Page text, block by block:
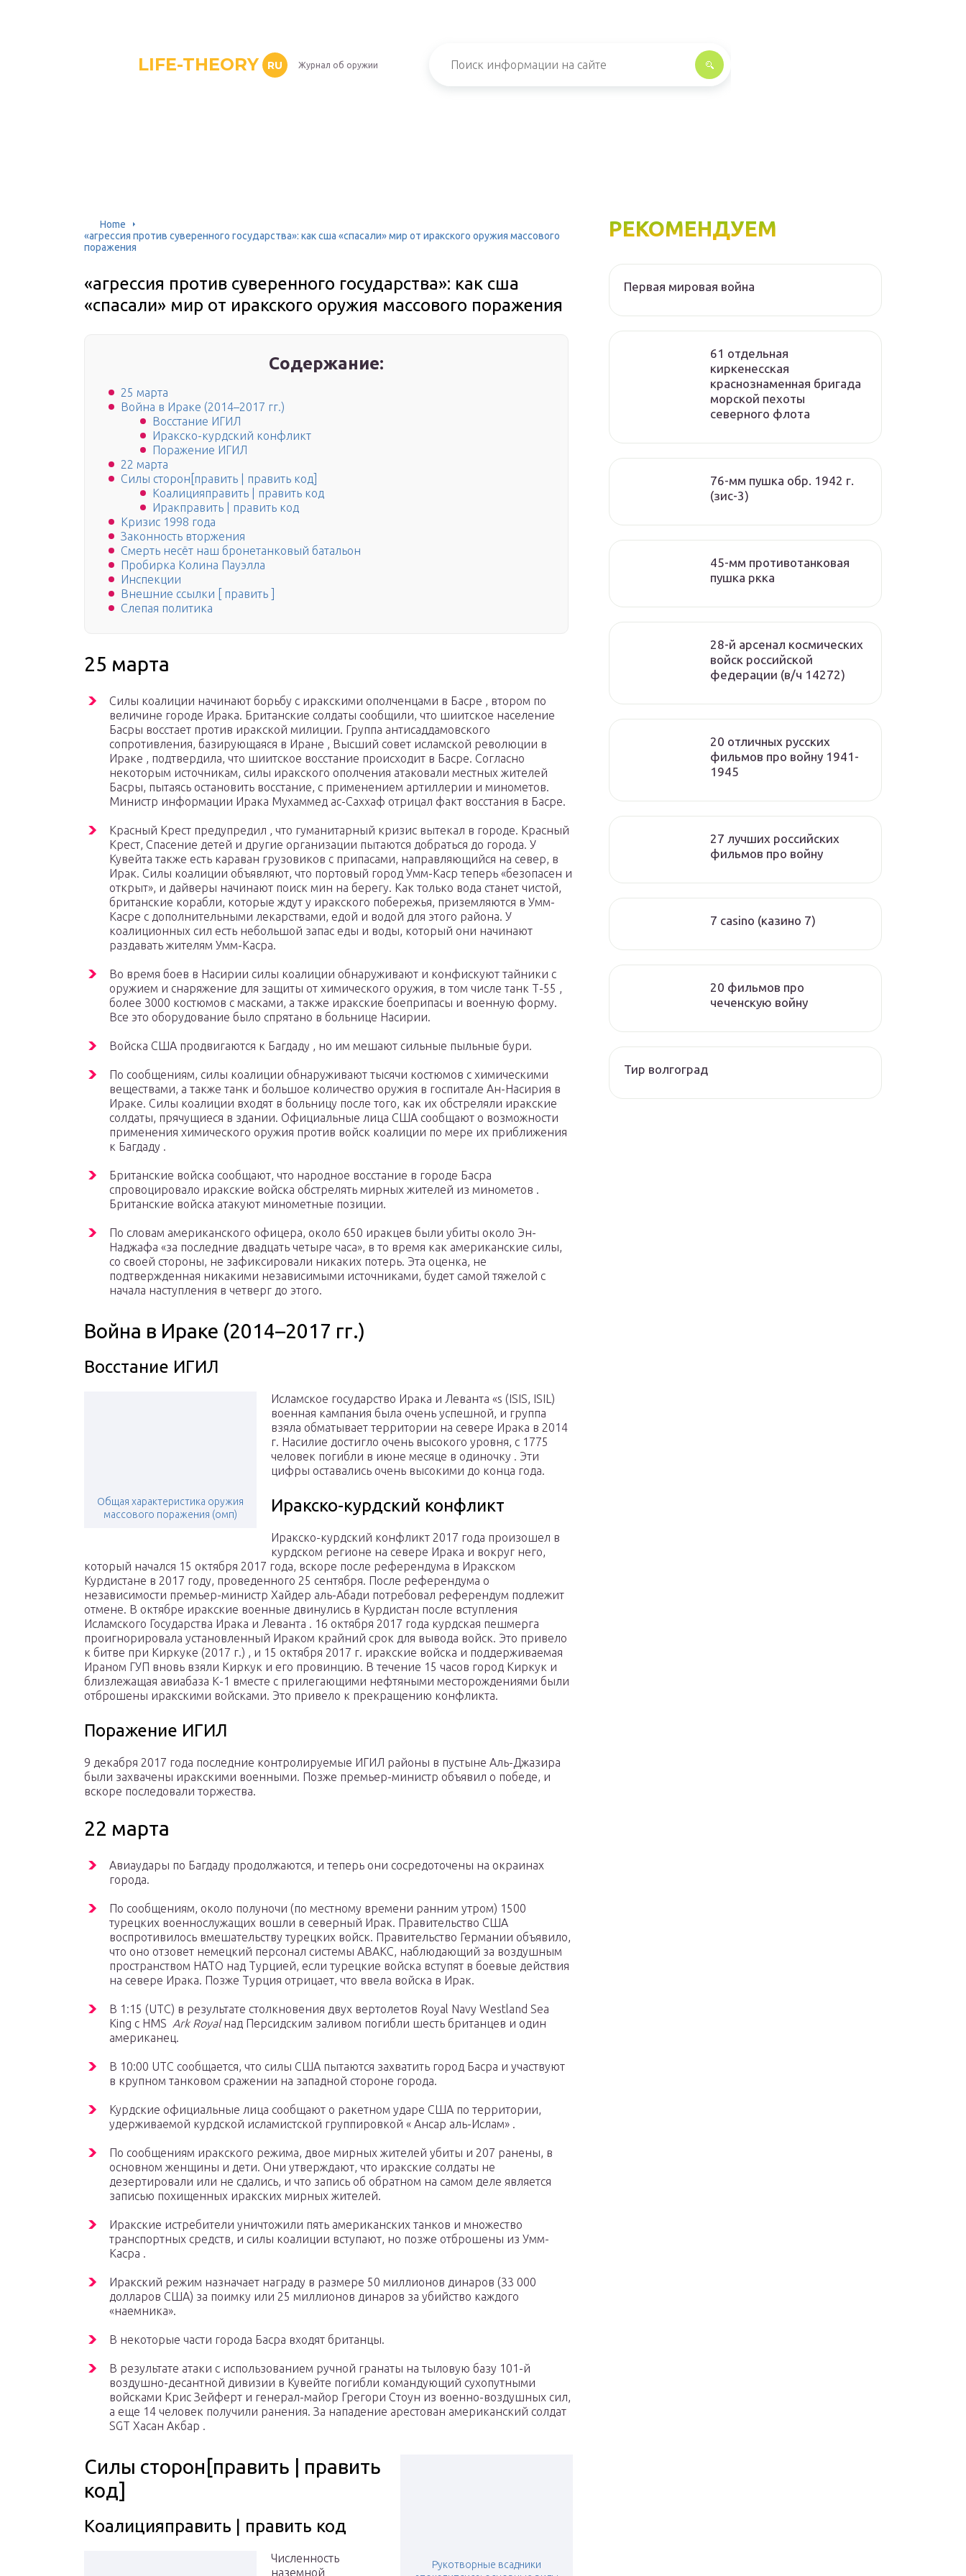
LIFE-THEORY RU Журнал об оружии
Home
«агрессия против суверенного государства»: как сша «спасали» мир от иракского оружия массового
поражения
«агрессия против суверенного государства»: как сша
«спасали» мир от иракского оружия массового поражения
Содержание:
25 марта
Война в Ираке (2014–2017 гг.)
Восстание ИГИЛ
Иракско-курдский конфликт
Поражение ИГИЛ
22 марта
Силы сторон[править | править код]
Коалицияправить | править код
Иракправить | править код
Кризис 1998 года
Законность вторжения
Смерть несёт наш бронетанковый батальон
Пробирка Колина Пауэлла
Инспекции
Внешние ссылки [ править ]
Слепая политика
25 марта
Силы коалиции начинают борьбу с иракскими ополченцами в Басре , втором по
величине городе Ирака. Британские солдаты сообщили, что шиитское население
Басры восстает против иракской милиции. Группа антисаддамовского
сопротивления, базирующаяся в Иране , Высший совет исламской революции в
Ираке , подтвердила, что шиитское восстание происходит в Басре. Согласно
некоторым источникам, силы иракского ополчения атаковали местных жителей
Басры, пытаясь остановить восстание, с применением артиллерии и минометов.
Министр информации Ирака Мухаммед ас-Саххаф отрицал факт восстания в Басре.
Красный Крест предупредил , что гуманитарный кризис вытекал в городе. Красный
Крест, Спасение детей и другие организации пытаются добраться до города. У
Кувейта также есть караван грузовиков с припасами, направляющийся на север, в
Ирак. Силы коалиции объявляют, что портовый город Умм-Каср теперь «безопасен и
открыт», и дайверы начинают поиск мин на берегу. Как только вода станет чистой,
британские корабли, которые ждут у иракского побережья, приземляются в Умм-
Касре с дополнительными лекарствами, едой и водой для этого района. У
коалиционных сил есть небольшой запас еды и воды, который они начинают
раздавать жителям Умм-Касра.
Во время боев в Насирии силы коалиции обнаруживают и конфискуют тайники с
оружием и снаряжение для защиты от химического оружия, в том числе танк Т-55 ,
более 3000 костюмов с масками, а также иракские боеприпасы и военную форму.
Все это оборудование было спрятано в больнице Насирии.
Войска США продвигаются к Багдаду , но им мешают сильные пыльные бури.
По сообщениям, силы коалиции обнаруживают тысячи костюмов с химическими
веществами, а также танк и большое количество оружия в госпитале Ан-Насирия в
Ираке. Силы коалиции входят в больницу после того, как их обстреляли иракские
солдаты, прячущиеся в здании. Официальные лица США сообщают о возможности
применения химического оружия против войск коалиции по мере их приближения
к Багдаду .
Британские войска сообщают, что народное восстание в городе Басра
спровоцировало иракские войска обстрелять мирных жителей из минометов .
Британские войска атакуют минометные позиции.
По словам американского офицера, около 650 иракцев были убиты около Эн-
Наджафа «за последние двадцать четыре часа», в то время как американские силы,
со своей стороны, не зафиксировали никаких потерь. Эта оценка, не
подтвержденная никакими независимыми источниками, будет самой тяжелой с
начала наступления в четверг до этого.
Война в Ираке (2014–2017 гг.)
Восстание ИГИЛ
Общая характеристика оружия
массового поражения (омп)
Исламское государство Ирака и Леванта «s (ISIS, ISIL)
военная кампания была очень успешной, и группа
взяла обматывает территории на севере Ирака в 2014
г. Насилие достигло очень высокого уровня, с 1775
человек погибли в июне месяце в одиночку . Эти
цифры оставались очень высокими до конца года.
Иракско-курдский конфликт
Иракско-курдский конфликт 2017 года произошел в
курдском регионе на севере Ирака и вокруг него,
который начался 15 октября 2017 года, вскоре после референдума в Иракском
Курдистане в 2017 году, проведенного 25 сентября. После референдума о
независимости премьер-министр Хайдер аль-Абади потребовал референдум подлежит
отмене. В октябре иракские военные двинулись в Курдистан после вступления
Исламского Государства Ирака и Леванта . 16 октября 2017 года курдская пешмерга
проигнорировала установленный Ираком крайний срок для вывода войск. Это привело
к битве при Киркуке (2017 г.) , и 15 октября 2017 г. иракские войска и поддерживаемая
Ираном ГУП вновь взяли Киркук и его провинцию. В течение 15 часов город Киркук и
близлежащая авиабаза К-1 вместе с прилегающими нефтяными месторождениями были
отброшены иракскими войсками. Это привело к прекращению конфликта.
Поражение ИГИЛ
9 декабря 2017 года последние контролируемые ИГИЛ районы в пустыне Аль-Джазира
были захвачены иракскими военными. Позже премьер-министр объявил о победе, и
вскоре последовали торжества.
22 марта
Авиаудары по Багдаду продолжаются, и теперь они сосредоточены на окраинах
города.
По сообщениям, около полуночи (по местному времени ранним утром) 1500
турецких военнослужащих вошли в северный Ирак. Правительство США
воспротивилось вмешательству турецких войск. Правительство Германии объявило,
что оно отзовет немецкий персонал системы АВАКС, наблюдающий за воздушным
пространством НАТО над Турцией, если турецкие войска вступят в боевые действия
на севере Ирака. Позже Турция отрицает, что ввела войска в Ирак.
В 1:15 (UTC) в результате столкновения двух вертолетов Royal Navy Westland Sea
King с HMS Ark Royalнад Персидским заливом погибли шесть британцев и один
американец.
В 10:00 UTC сообщается, что силы США пытаются захватить город Басра и участвуют
в крупном танковом сражении на западной стороне города.
Курдские официальные лица сообщают о ракетном ударе США по территории,
удерживаемой курдской исламистской группировкой « Ансар аль-Ислам» .
По сообщениям иракского режима, двое мирных жителей убиты и 207 ранены, в
основном женщины и дети. Они утверждают, что иракские солдаты не
дезертировали или не сдались, и что запись об обратном на самом деле является
записью похищенных иракских мирных жителей.
Иракские истребители уничтожили пять американских танков и множество
транспортных средств, и силы коалиции вступают, но позже отброшены из Умм-
Касра .
Иракский режим назначает награду в размере 50 миллионов динаров (33 000
долларов США) за поимку или 25 миллионов динаров за убийство каждого
«наемника».
В некоторые части города Басра входят британцы.
В результате атаки с использованием ручной гранаты на тыловую базу 101-й
воздушно-десантной дивизии в Кувейте погибли командующий сухопутными
войсками Крис Зейферт и генерал-майор Грегори Стоун из военно-воздушных сил,
а еще 14 человек получили ранения. За нападение арестован американский солдат
SGT Хасан Акбар .
Рукотворные всадники
Силы сторон[править | править
код]
Коалицияправить | править код
Численность
наземной
РЕКОМЕНДУЕМ
Первая мировая война
61 отдельная
киркенесская
краснознаменная бригада
морской пехоты
cеверного флота
76-мм пушка обр. 1942 г.
(зис-3)
45-мм противотанковая
пушка ркка
28-й арсенал космических
войск российской
федерации (в/ч 14272)
20 отличных русских
фильмов про войну 1941-
1945
27 лучших российских
фильмов про войну
7 casino (казино 7)
20 фильмов про
чеченскую войну
Тир волгоград